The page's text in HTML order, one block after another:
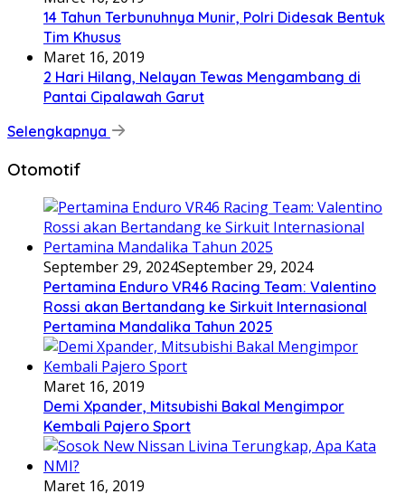
14 Tahun Terbunuhnya Munir, Polri Didesak Bentuk
Tim Khusus
Maret 16, 2019
2 Hari Hilang, Nelayan Tewas Mengambang di
Pantai Cipalawah Garut
Selengkapnya
Otomotif
September 29, 2024September 29, 2024
Pertamina Enduro VR46 Racing Team: Valentino
Rossi akan Bertandang ke Sirkuit Internasional
Pertamina Mandalika Tahun 2025
Maret 16, 2019
Demi Xpander, Mitsubishi Bakal Mengimpor
Kembali Pajero Sport
Maret 16, 2019